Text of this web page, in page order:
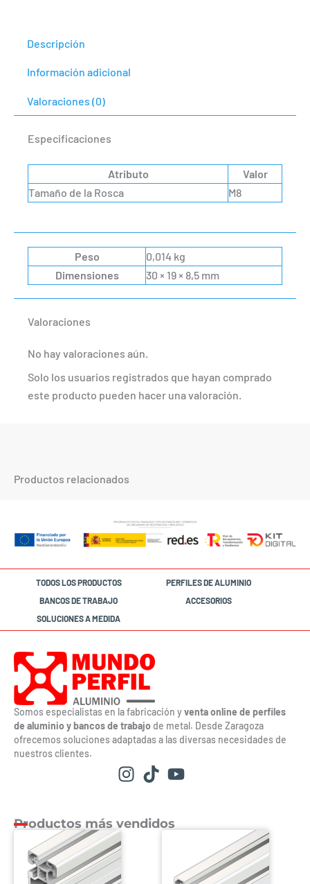
Descripción
Información adicional
Valoraciones (0)
Especificaciones
Atributo
Valor
Tamaño de la Rosca
M8
Peso
0,014 kg
Dimensiones
30 × 19 × 8,5 mm
Valoraciones
No hay valoraciones aún.
Solo los usuarios registrados que hayan comprado
este producto pueden hacer una valoración.
Productos relacionados
TODOS LOS PRODUCTOS
PERFILES DE ALUMINIO
BANCOS DE TRABAJO
ACCESORIOS
SOLUCIONES A MEDIDA
Somos especialistas en la fabricación yventa online de perfiles
de aluminio y bancos de trabajo de metal. Desde Zaragoza
ofrecemos soluciones adaptadas a las diversas necesidades de
nuestros clientes.
Productos más vendidos